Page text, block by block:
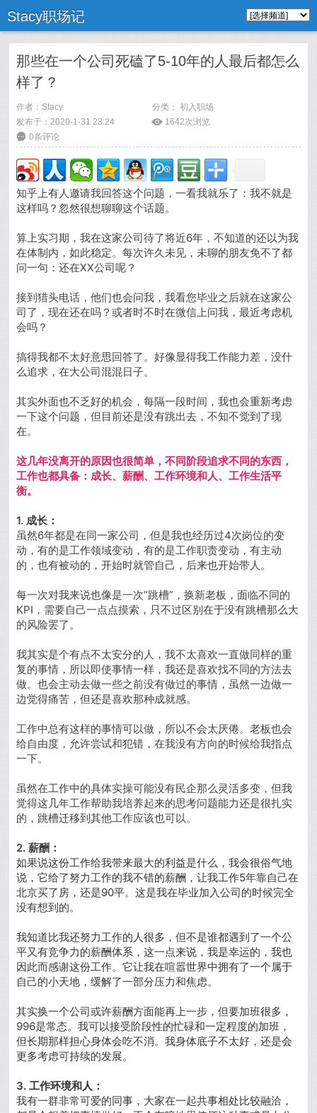
Stacy职场记
那些在一个公司死磕了5-10年的人最后都怎么
样了？
作者： Stacy 分类： 初入职场
发布于：2020-1-31 23:24
ė 1642次浏览
6 0条评论
知乎上有人邀请我回答这个问题，一看我就乐了：我不就是
这样吗？忽然很想聊聊这个话题。
算上实习期，我在这家公司待了将近6年，不知道的还以为我
在体制内，如此稳定。每次许久未见，未聊的朋友免不了都
问一句：还在XX公司呢？
接到猎头电话，他们也会问我，我看您毕业之后就在这家公
司了，现在还在吗？或者时不时在微信上问我，最近考虑机
会吗？
搞得我都不太好意思回答了。好像显得我工作能力差，没什
么追求，在大公司混混日子。
其实外面也不乏好的机会，每隔一段时间，我也会重新考虑
一下这个问题，但目前还是没有跳出去，不知不觉到了现
在。
这几年没离开的原因也很简单，不同阶段追求不同的东西，
工作也都具备：成长、薪酬、工作环境和人、工作生活平
衡。
1. 成长：
虽然6年都是在同一家公司，但是我也经历过4次岗位的变
动，有的是工作领域变动，有的是工作职责变动，有主动
的，也有被动的，开始时就管自己，后来也开始带人。
每一次对我来说也像是一次“跳槽”，换新老板，面临不同的
KPI，需要自己一点点摸索，只不过区别在于没有跳槽那么大
的风险罢了。
我其实是个有点不太安分的人，我不太喜欢一直做同样的重
复的事情，所以即使事情一样，我还是喜欢找不同的方法去
做。也会主动去做一些之前没有做过的事情，虽然一边做一
边觉得痛苦，但还是喜欢那种成就感。
工作中总有这样的事情可以做，所以不会太厌倦。老板也会
给自由度，允许尝试和犯错，在我没有方向的时候给我指点
一下。
虽然在工作中的具体实操可能没有民企那么灵活多变，但我
觉得这几年工作帮助我培养起来的思考问题能力还是很扎实
的，跳槽迁移到其他工作应该也可以。
2. 薪酬：
如果说这份工作给我带来最大的利益是什么，我会很俗气地
说，它给了努力工作的我不错的薪酬，让我工作5年靠自己在
北京买了房，还是90平。这是我在毕业加入公司的时候完全
没有想到的。
我知道比我还努力工作的人很多，但不是谁都遇到了一个公
平又有竞争力的薪酬体系，这一点来说，我是幸运的，我也
因此而感谢这份工作。它让我在喧嚣世界中拥有了一个属于
自己的小天地，缓解了一部分压力和焦虑。
其实换一个公司或许薪酬方面能再上一步，但要加班很多，
996是常态。我可以接受阶段性的忙碌和一定程度的加班，
但长期那样担心身体会吃不消。我身体底子不太好，还是会
更多考虑可持续的发展。
3. 工作环境和人：
我有一群非常可爱的同事，大家在一起共事相处比较融洽，